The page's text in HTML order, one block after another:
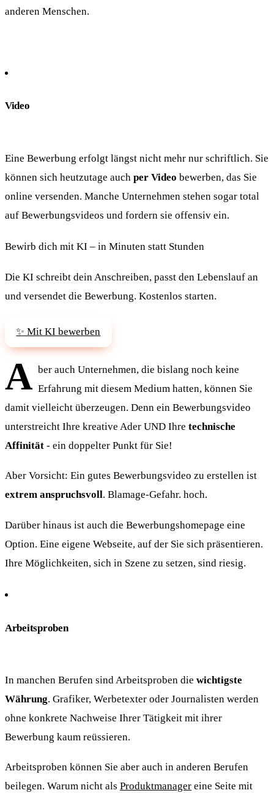
anderen Menschen.
Video
Eine Bewerbung erfolgt längst nicht mehr nur schriftlich. Sie
können sich heutzutage auch per Video bewerben, das Sie
online versenden. Manche Unternehmen stehen sogar total
auf Bewerbungsvideos und fordern sie offensiv ein.
Bewirb dich mit KI – in Minuten statt Stunden
Die KI schreibt dein Anschreiben, passt den Lebenslauf an
und versendet die Bewerbung. Kostenlos starten.
✨ Mit KI bewerben
A ber auch Unternehmen, die bislang noch keine
Erfahrung mit diesem Medium hatten, können Sie
damit vielleicht überzeugen. Denn ein Bewerbungsvideo
unterstreicht Ihre kreative Ader UND Ihre technische
Affinität - ein doppelter Punkt für Sie!
Aber Vorsicht: Ein gutes Bewerbungsvideo zu erstellen ist
extrem anspruchsvoll. Blamage-Gefahr. hoch.
Darüber hinaus ist auch die Bewerbungshomepage eine
Option. Eine eigene Webseite, auf der Sie sich präsentieren.
Ihre Möglichkeiten, sich in Szene zu setzen, sind riesig.
Arbeitsproben
In manchen Berufen sind Arbeitsproben die wichtigste
Währung. Grafiker, Werbetexter oder Journalisten werden
ohne konkrete Nachweise Ihrer Tätigkeit mit ihrer
Bewerbung kaum reüssieren.
Arbeitsproben können Sie aber auch in anderen Berufen
beilegen. Warum nicht als Produktmanager eine Seite mit